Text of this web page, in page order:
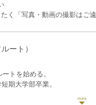
く「写真・動画の撮影はご遠
ルート）
トを始める。
期大学部卒業。